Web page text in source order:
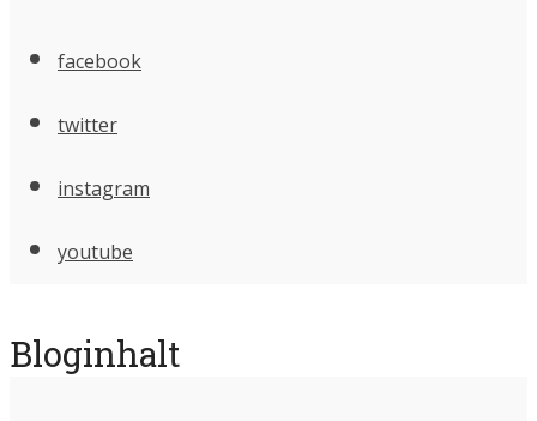
facebook
twitter
instagram
youtube
Bloginhalt